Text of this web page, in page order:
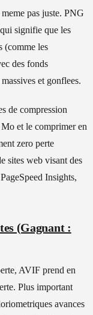
pas juste. PNG
signifie que les
(comme les
des fonds
et gonflees.
de compression
et le comprimer en
zero perte
sites web visant des
Insights,
(Gagnant :
AVIF prend en
Plus important
avances